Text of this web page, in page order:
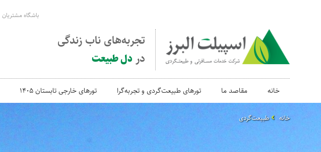
باشگاه مشتریان
تجربه‌های ناب زندگی
در دل طبیعت
خانه مقاصد ما تورهای طبیعت‌گردی و تجربه‌گرا تورهای خارجی تابستان 1405
خانه طبیعت‌گردی